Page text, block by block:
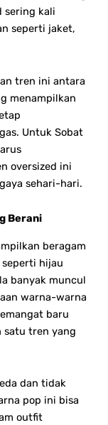
sering kali
seperti jaket,
tren ini antara
menampilkan
Untuk Sobat
oversized ini
sehari-hari.
Berani
beragam
hijau
banyak muncul
warna-warna
baru
satu tren yang
dan tidak
pop ini bisa
outfit